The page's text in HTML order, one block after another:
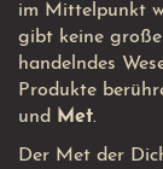
im Mittelpunkt
gibt keine große
handelndes
Produkte
und
Met.
Der Met der